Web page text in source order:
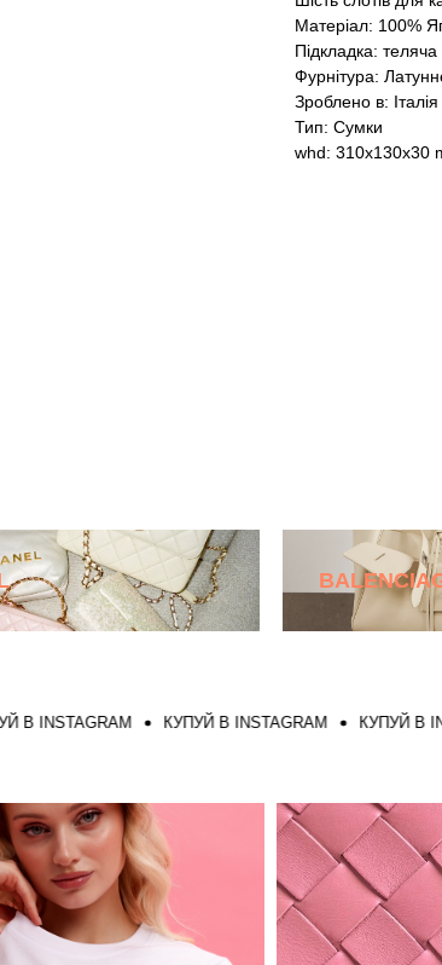
Матеріал: 100%
Підкладка: теляча
Фурнітура:
Зроблено в: Італія
Тип: Сумки
whd: 310x130x30
КУПУЙ В INSTAGRAM КУПУЙ В